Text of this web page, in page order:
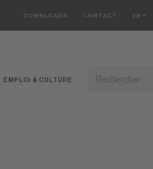
DOWNLOADS CONTACT FR
EMPLOI & CULTURE